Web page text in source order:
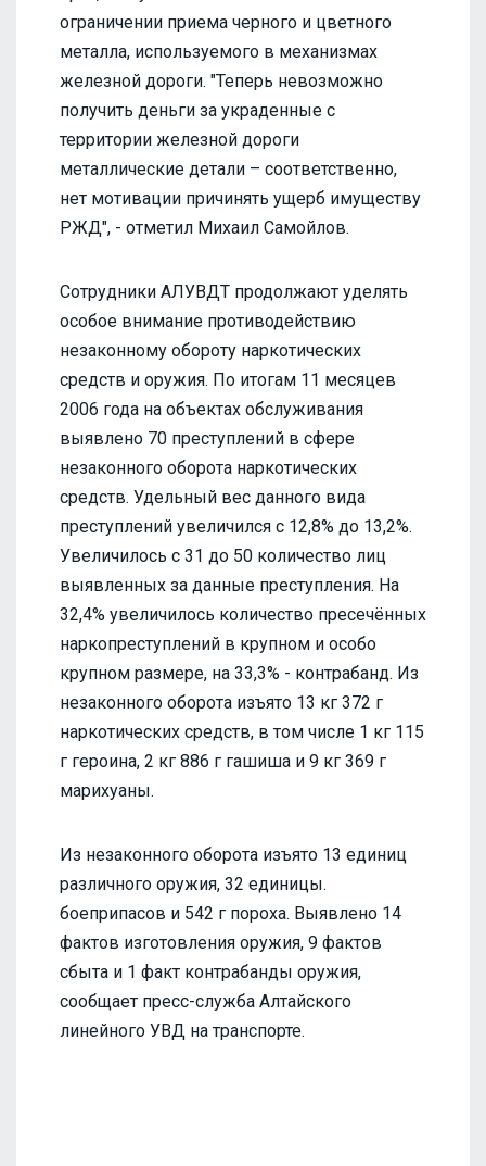
ограничении приема черного и цветного
металла, используемого в механизмах
железной дороги. "Теперь невозможно
получить деньги за украденные с
территории железной дороги
металлические детали – соответственно,
нет мотивации причинять ущерб имуществу
РЖД", - отметил Михаил Самойлов.
Сотрудники АЛУВДТ продолжают уделять
особое внимание противодействию
незаконному обороту наркотических
средств и оружия. По итогам 11 месяцев
2006 года на объектах обслуживания
выявлено 70 преступлений в сфере
незаконного оборота наркотических
средств. Удельный вес данного вида
преступлений увеличился с 12,8% до 13,2%.
Увеличилось с 31 до 50 количество лиц
выявленных за данные преступления. На
32,4% увеличилось количество пресечённых
наркопреступлений в крупном и особо
крупном размере, на 33,3% - контрабанд. Из
незаконного оборота изъято 13 кг 372 г
наркотических средств, в том числе 1 кг 115
г героина, 2 кг 886 г гашиша и 9 кг 369 г
марихуаны.
Из незаконного оборота изъято 13 единиц
различного оружия, 32 единицы.
боеприпасов и 542 г пороха. Выявлено 14
фактов изготовления оружия, 9 фактов
сбыта и 1 факт контрабанды оружия,
сообщает пресс-служба Алтайского
линейного УВД на транспорте.